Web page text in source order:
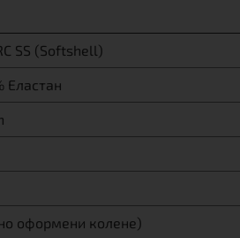
SS (Softshell)
Еластан
оформени колене)